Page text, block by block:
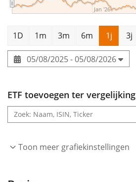
Jan '26
1D 1m 3m 6m 1j 3j
05/08/2025 - 05/08/2026
ETF toevoegen ter vergelijking
Toon meer grafiekinstellingen